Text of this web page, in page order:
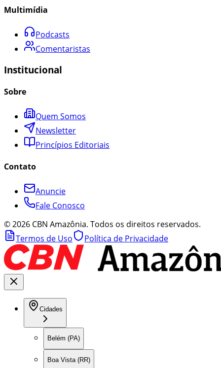
Multimídia
Podcasts
Comentaristas
Institucional
Sobre
Quem Somos
Newsletter
Princípios Editoriais
Contato
Anuncie
Fale Conosco
©2026 CBN Amazônia. Todos os direitos reservados.
Termos de Uso
Política de Privacidade
Cidades
Belém (PA)
Boa Vista (RR)